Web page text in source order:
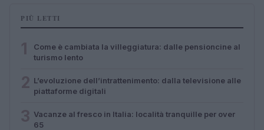
PIÙ LETTI
Come è cambiata la villeggiatura: dalle pensioncine al
turismo lento
L’evoluzione dell’intrattenimento: dalla televisione alle
piattaforme digitali
Vacanze al fresco in Italia: località tranquille per over
65